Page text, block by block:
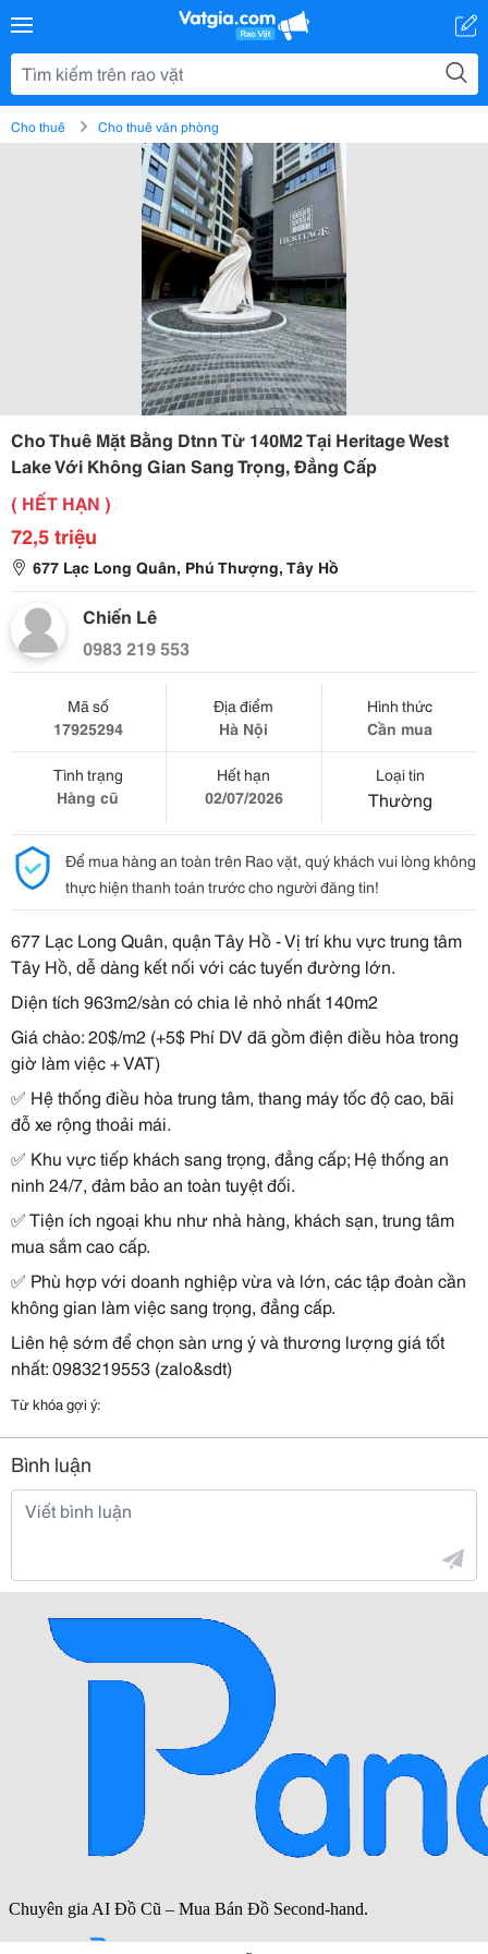
Cho thuê Cho thuê văn phòng
Cho Thuê Mặt Bằng Dtnn Từ 140M2 Tại Heritage West
Lake Với Không Gian Sang Trọng, Đẳng Cấp
( HẾT HẠN )
72,5 triệu
677 Lạc Long Quân, Phú Thượng, Tây Hồ
Chiến Lê
0983 219 553
Mã số
17925294
Địa điểm
Hà Nội
Hình thức
Cần mua
Tình trạng
Hàng cũ
Hết hạn
02/07/2026
Loại tin
Thường
Để mua hàng an toàn trên Rao vặt, quý khách vui lòng không
thực hiện thanh toán trước cho người đăng tin!
677 Lạc Long Quân, quận Tây Hồ - Vị trí khu vực trung tâm
Tây Hồ, dễ dàng kết nối với các tuyến đường lớn.
Diện tích 963m2/sàn có chia lẻ nhỏ nhất 140m2
Giá chào: 20$/m2 (+5$ Phí DV đã gồm điện điều hòa trong
giờ làm việc + VAT)
✅ Hệ thống điều hòa trung tâm, thang máy tốc độ cao, bãi
đỗ xe rộng thoải mái.
✅ Khu vực tiếp khách sang trọng, đẳng cấp; Hệ thống an
ninh 24/7, đảm bảo an toàn tuyệt đối.
✅Tiện ích ngoại khu như nhà hàng, khách sạn, trung tâm
mua sắm cao cấp.
✅ Phù hợp với doanh nghiệp vừa và lớn, các tập đoàn cần
không gian làm việc sang trọng, đẳng cấp.
Liên hệ sớm để chọn sàn ưng ý và thương lượng giá tốt
nhất: 0983219553 (zalo&sdt)
Từ khóa gợi ý:
Bình luận